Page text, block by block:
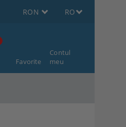
RON RO
Favorite
Contul
meu